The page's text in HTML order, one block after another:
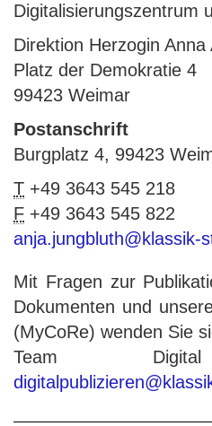
Digitalisierungszentrum
Direktion Herzogin
Platz der Demokratie 4
99423 Weimar
Postanschrift
Burgplatz 4, 99423
T +49 3643 545 218
F +49 3643 545 822
anja.jungbluth@klassik-
Mit Fragen zur
Dokumenten und
(MyCoRe) wenden Sie
Team Digital